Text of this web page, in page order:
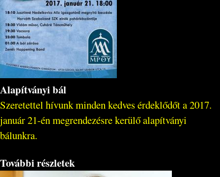
Alapítványi bál
Szeretettel hívunk minden kedves érdeklődőt a 2017.
január 21-én megrendezésre kerülő alapítványi
bálunkra.
További részletek